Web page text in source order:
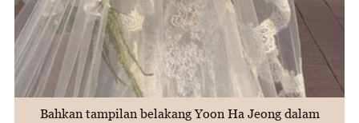
Bahkan tampilan belakang Yoon Ha Jeong dalam